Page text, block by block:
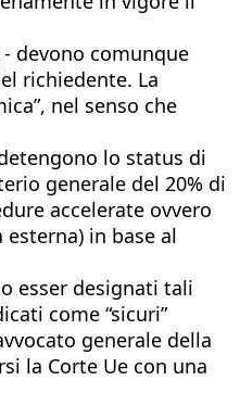
devono comunque
richiedente. La
nel senso che
lo status di
generale del 20% di
accelerate ovvero
in base al
esser designati tali
come “sicuri”
generale della
la Corte Ue con una